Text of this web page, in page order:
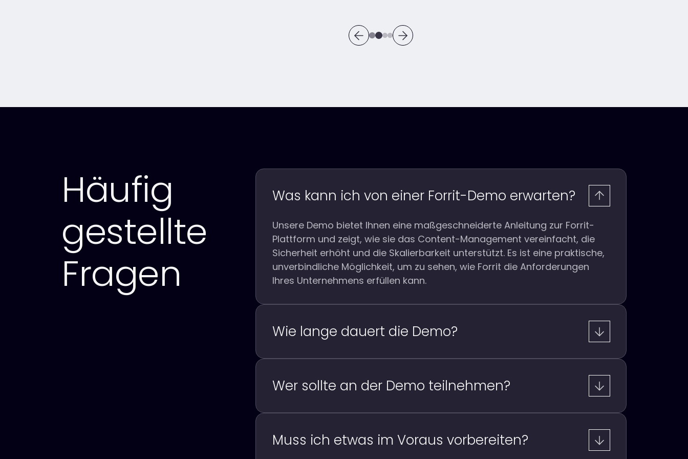
Häufig
gestellte
Fragen
Was kann ich von einer Forrit-Demo erwarten?
Unsere Demo bietet Ihnen eine maßgeschneiderte Anleitung zur Forrit-
Plattform und zeigt, wie sie das Content-Management vereinfacht, die
Sicherheit erhöht und die Skalierbarkeit unterstützt. Es ist eine praktische,
unverbindliche Möglichkeit, um zu sehen, wie Forrit die Anforderungen
Ihres Unternehmens erfüllen kann.
Wie lange dauert die Demo?
Wer sollte an der Demo teilnehmen?
Muss ich etwas im Voraus vorbereiten?